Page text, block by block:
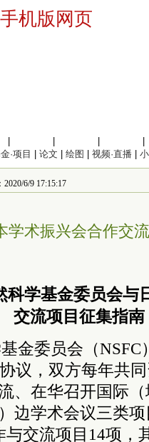
机版网页
·项目 论文 绘图 视频·直播
6/9 17:15:17
学术振兴会合作交
科学基金委员会与
交流项目征集指南
金委员会（NSFC
协议，双方每年共
、在华召开国际
边学术会议三类
与交流项目14项，